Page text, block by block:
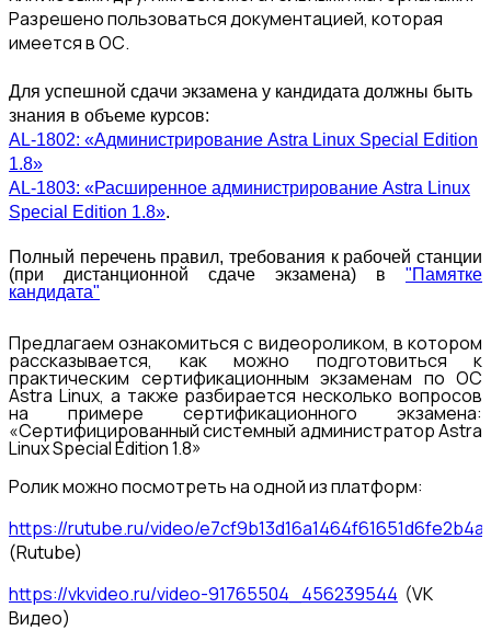
Разрешено пользоваться документацией, которая
имеется в ОС.
Для успешной сдачи экзамена у кандидата должны быть
знания в объеме курсов:
AL-1802: «Администрирование Astra Linux Special Edition
1.8»
AL-1803: «Расширенное администрирование Astra Linux
Special Edition 1.8».
Полный перечень правил, требования к рабочей станции
(при дистанционной сдаче экзамена) в "Памятке
кандидата"
Предлагаем ознакомиться с видеороликом, в котором
рассказывается, как можно подготовиться к
практическим сертификационным экзаменам по ОС
Astra Linux, а также разбирается несколько вопросов
на примере сертификационного экзамена:
«Сертифицированный системный администратор Astra
Linux Special Edition 1.8»
Ролик можно посмотреть на одной из платформ:
https://rutube.ru/video/
(Rutube)
https://vkvideo.ru/video-91765504_456239544 (VK
Видео)